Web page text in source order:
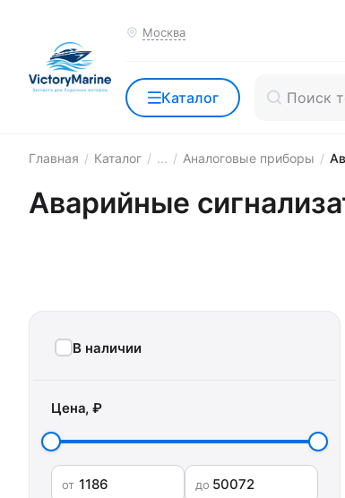
Москва
Каталог
Главная / Каталог / ... / Аналоговые приборы /
Аварийные
В наличии
Цена, ₽
от до